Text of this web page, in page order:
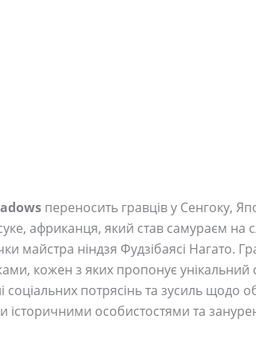
переносить гравців у Сенгоку,
африканця, який став самураєм на
майстра ніндзя Фудзібаясі Нагато.
кожен з яких пропонує унікальний
соціальних потрясінь та зусиль щодо
історичними особистостями та